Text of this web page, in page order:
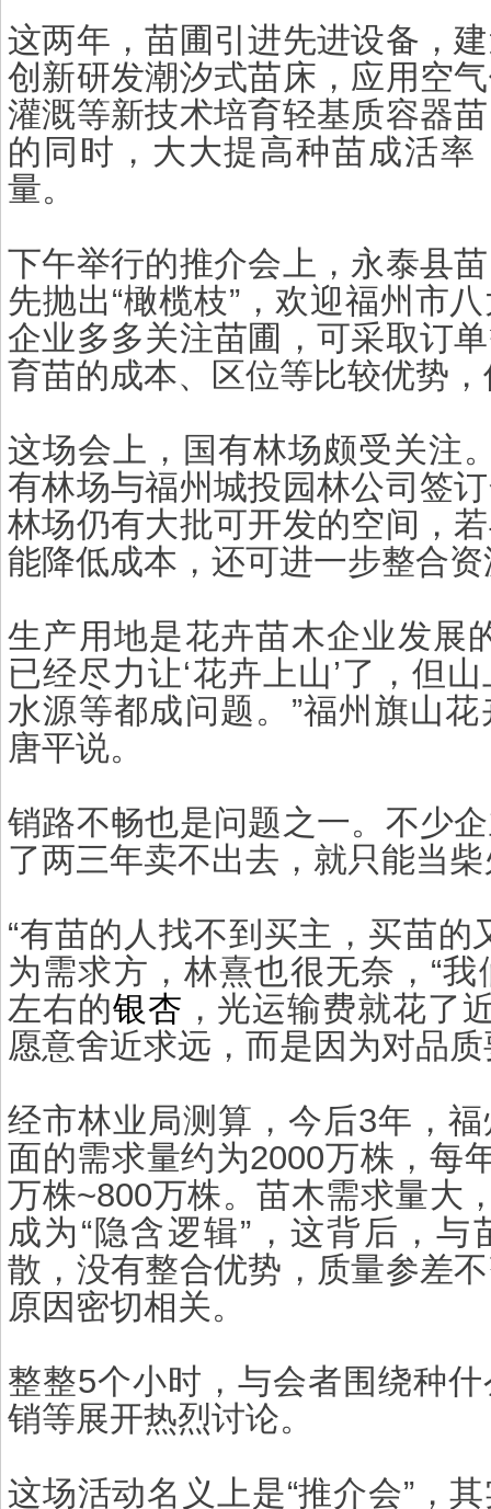
这两年，苗圃引进先进设备，
创新研发潮汐式苗床，应用空
灌溉等新技术培育轻基质容器
的同时，大大提高种苗成活率
量。
下午举行的推介会上，永泰县
先抛出“橄榄枝”，欢迎福州市
企业多多关注苗圃，可采取订
育苗的成本、区位等比较优势
这场会上，国有林场颇受关注
有林场与福州城投园林公司签
林场仍有大批可开发的空间，
能降低成本，还可进一步整合
生产用地是花卉苗木企业发展
已经尽力让‘花卉上山’了，但
水源等都成问题。”福州旗山
唐平说。
销路不畅也是问题之一。不少
了两三年卖不出去，就只能当
“有苗的人找不到买主，买苗的
为需求方，林熹也很无奈，“
左右的银杏 ，光运输费就花了
愿意舍近求远，而是因为对品质
经市林业局测算，今后3年，
面的需求量约为2000万株，每
万株~800万株。苗木需求量大
成为“隐含逻辑”，这背后，
散，没有整合优势，质量参差
原因密切相关。
整整5个小时，与会者围绕种
销等展开热烈讨论。
这场活动名义上是“推介会”，